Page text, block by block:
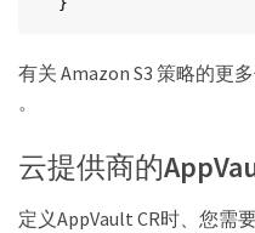
}
有关 Amazon S3 策略的更
。
云提供商的
定义AppVault CR时、您需